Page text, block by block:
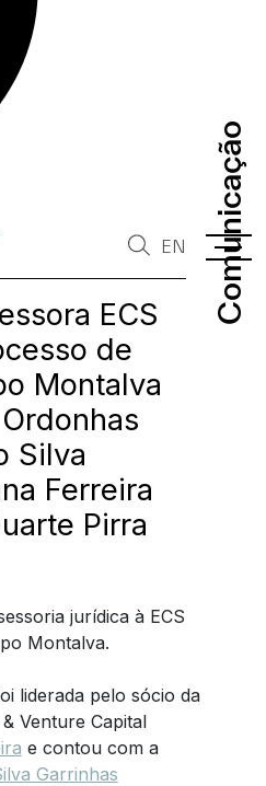
Comunicação
Comunicação
EN
ECS
de
Montalva
Silva
Ferreira
Pirra
jurídica à ECS
Montalva.
liderada pelo sócio da
Venture Capital
e contou com a
Garrinhas